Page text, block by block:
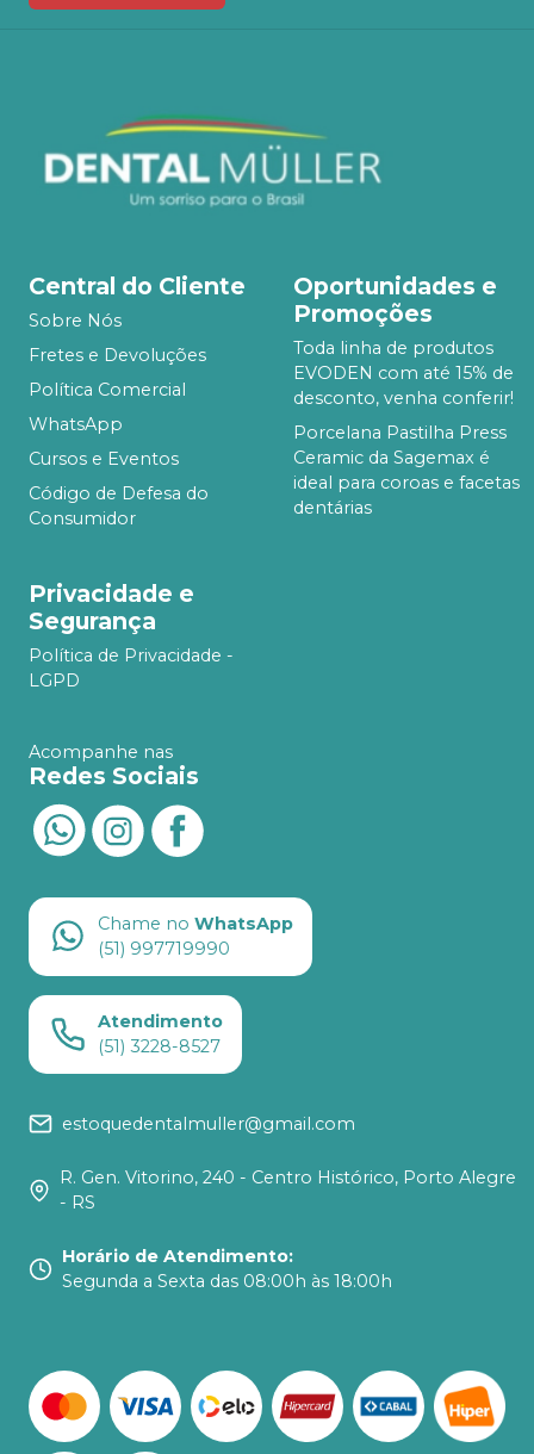
Central do Cliente
Sobre Nós
Fretes e Devoluções
Política Comercial
WhatsApp
Cursos e Eventos
Código de Defesa do
Consumidor
Oportunidades e
Promoções
Toda linha de produtos
EVODEN com até 15% de
desconto, venha conferir!
Porcelana Pastilha Press
Ceramic da Sagemax é
ideal para coroas e facetas
dentárias
Privacidade e
Segurança
Política de Privacidade -
LGPD
Acompanhe nas
Redes Sociais
Chame no WhatsApp
(51) 997719990
Atendimento
(51) 3228-8527
estoquedentalmuller@gmail.com
R. Gen. Vitorino, 240 - Centro Histórico, Porto Alegre
- RS
Horário de Atendimento:
Segunda a Sexta das 08:00h às 18:00h